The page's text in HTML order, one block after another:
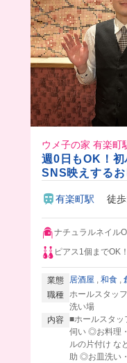
ウメ子の家 有楽町
週0日もOK！初
SNS映えする
有楽町駅 徒歩
ナチュラルネイル
ピアス1個までOK！
業態 居酒屋 和食
職種
ホールスタッ
洗い場
内容 ■ホールスタ
伺い ◎お料理
ルの片付け な
助 ◎お皿洗い